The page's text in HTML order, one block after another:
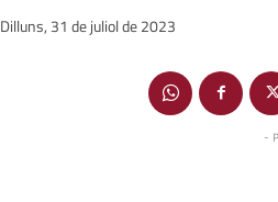
Dilluns, 31 de juliol de 2023
-